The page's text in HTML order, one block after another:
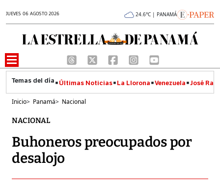
JUEVES 06 AGOSTO 2026 24.6°C | PANAMÁ
Últimas Noticias La Llorona Venezuela José
Inicio> Panamá> Nacional
NACIONAL
Buhoneros preocupados por
desalojo